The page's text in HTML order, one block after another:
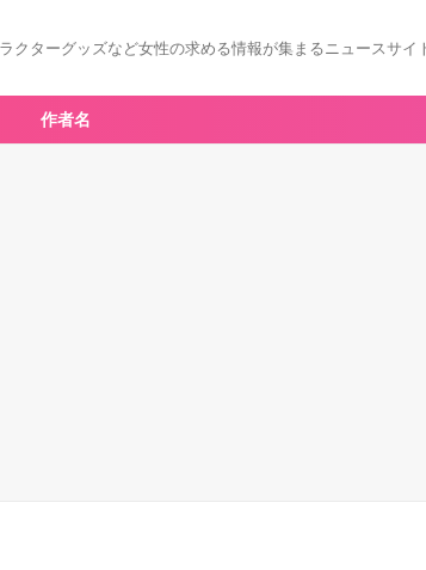
クターグッズなど女性の求める情報が集まるニュースサイ
作者名